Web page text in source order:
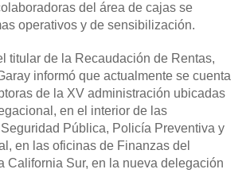
del área de cajas se
operativos y de sensibilización.
titular de la Recaudación de Rentas,
informó que actualmente se cuenta
de la XV administración ubicadas
en el interior de las
Pública, Policía Preventiva y
en las oficinas de Finanzas del
California Sur, en la nueva delegación